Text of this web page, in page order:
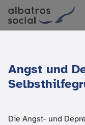
Angst und
Die Angst- und